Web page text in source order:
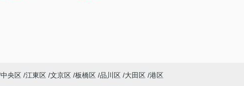
中央区 江東区 文京区 板橋区 品川区 大田区 港区